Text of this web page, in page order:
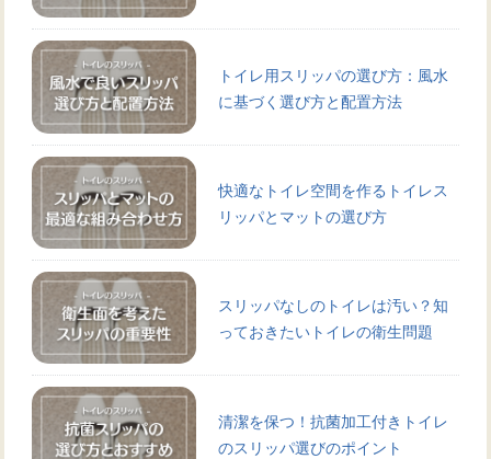
トイレ用スリッパの選び方：風水
に基づく選び方と配置方法
快適なトイレ空間を作るトイレス
リッパとマットの選び方
スリッパなしのトイレは汚い？知
っておきたいトイレの衛生問題
清潔を保つ！抗菌加工付きトイレ
のスリッパ選びのポイント